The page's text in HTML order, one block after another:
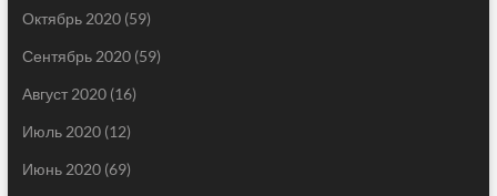
Октябрь 2020(59)
Сентябрь 2020(59)
Август 2020(16)
Июль 2020(12)
Июнь 2020(69)